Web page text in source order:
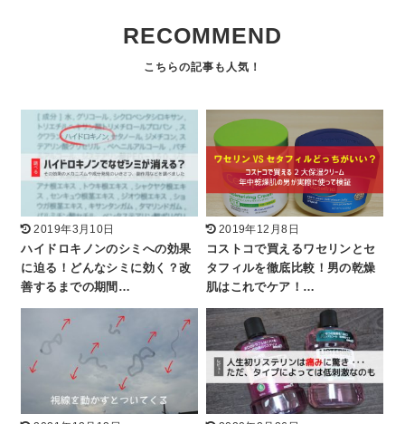
RECOMMEND
2019年3月10日
ハイドロキノンのシミへの効果
に迫る！どんなシミに効く？改
善するまでの期間…
2019年12月8日
コストコで買えるワセリンとセ
タフィルを徹底比較！男の乾燥
肌はこれでケア！…